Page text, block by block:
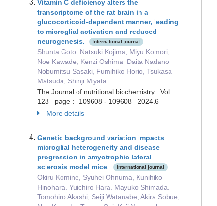
Vitamin C deficiency alters the
transcriptome of the rat brain in a
glucocorticoid-dependent manner, leading
to microglial activation and reduced
neurogenesis.
International journal
Shunta Goto, Natsuki Kojima, Miyu Komori,
Noe Kawade, Kenzi Oshima, Daita Nadano,
Nobumitsu Sasaki, Fumihiko Horio, Tsukasa
Matsuda, Shinji Miyata
The Journal of nutritional biochemistry Vol.
128 page： 109608 - 109608 2024.6
More details
Genetic background variation impacts
microglial heterogeneity and disease
progression in amyotrophic lateral
sclerosis model mice.
International journal
Okiru Komine, Syuhei Ohnuma, Kunihiko
Hinohara, Yuichiro Hara, Mayuko Shimada,
Tomohiro Akashi, Seiji Watanabe, Akira Sobue,